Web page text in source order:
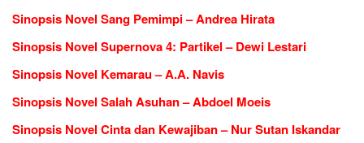
Sinopsis Novel Sang Pemimpi – Andrea Hirata
Sinopsis Novel Supernova 4: Partikel – Dewi Lestari
Sinopsis Novel Kemarau – A.A. Navis
Sinopsis Novel Salah Asuhan – Abdoel Moeis
Sinopsis Novel Cinta dan Kewajiban – Nur Sutan Iskandar